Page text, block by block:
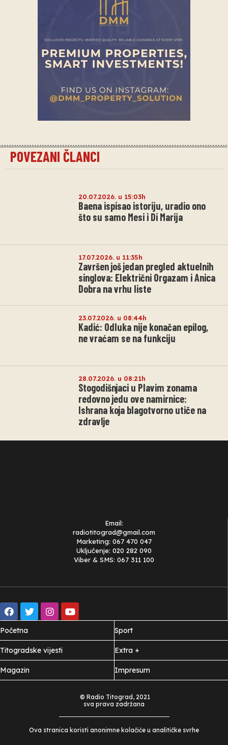
POVEZANI ČLANCI
20.07.2026. u 15:03h
Baena ispisao istoriju, uradio ono
što su samo Mesi i Di Marija
17.07.2026. u 11:35h
Završen još jedan pregled aktuelnih
singlova: Električni Orgazam i Anica
Dobra na vrhu liste
23.07.2026. u 08:44h
Kadić: Odluka nije konačan epilog,
ne vraćam se na funkciju
28.07.2026. u 08:21h
Stogodišnjaci u Plavim zonama
redovno jedu ove namirnice:
Ishrana koja blagotvorno utiče na
zdravlje
Email:
radiotitograd@gmail.com
Marketing: 067 470 047
Uključenje: 020 282 090
Viber & SMS: 067 311 100
Početna
Titogradske vijesti
Magazin
Sport
Extra +
Impresum
© Radio Titograd, 2021
sva prava zadržana
Ova stranica koristi anonimne kolačiće u analitičke svrhe